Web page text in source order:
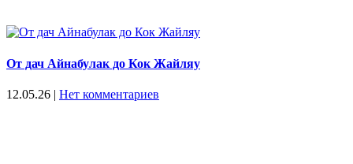
От дач Айнабулак до Кок Жайляу
12.05.26 | Нет комментариев